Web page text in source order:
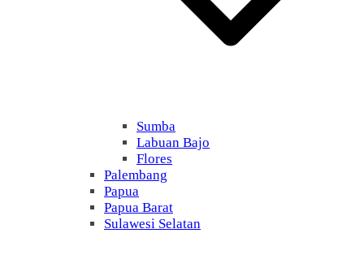
Sumba
Labuan Bajo
Flores
Palembang
Papua
Papua Barat
Sulawesi Selatan